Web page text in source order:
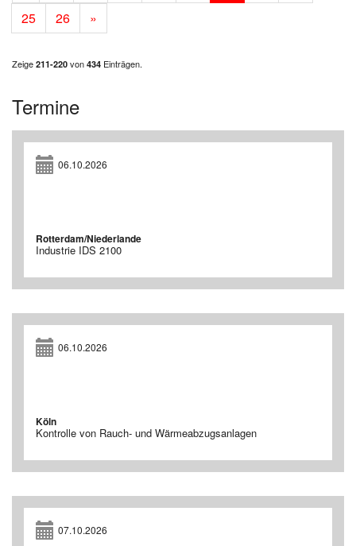
25
26 »
Zeige 211-220 von 434 Einträgen.
Termine
06.10.2026
Rotterdam/Niederlande
Industrie IDS 2100
06.10.2026
Köln
Kontrolle von Rauch- und Wärmeabzugsanlagen
07.10.2026